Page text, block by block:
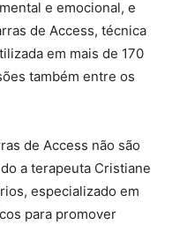
e emocional, e
de Access, técnica
em mais de 170
também entre os
de Access não são
a terapeuta Cristiane
especializado em
para promover